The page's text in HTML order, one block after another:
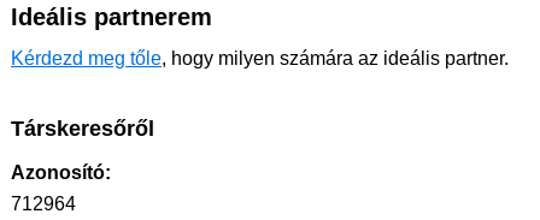
Ideális partnerem
Kérdezd meg tőle, hogy milyen számára az ideális partner.
Társkeresőről
Azonosító:
712964